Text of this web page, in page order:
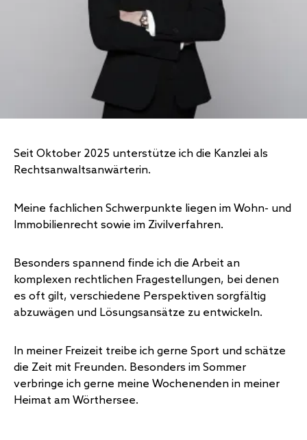
Seit Oktober 2025 unterstütze ich die Kanzlei als
Rechtsanwaltsanwärterin.
Meine fachlichen Schwerpunkte liegen im Wohn- und
Immobilienrecht sowie im Zivilverfahren.
Besonders spannend finde ich die Arbeit an
komplexen rechtlichen Fragestellungen, bei denen
es oft gilt, verschiedene Perspektiven sorgfältig
abzuwägen und Lösungsansätze zu entwickeln.
In meiner Freizeit treibe ich gerne Sport und schätze
die Zeit mit Freunden. Besonders im Sommer
verbringe ich gerne meine Wochenenden in meiner
Heimat am Wörthersee.